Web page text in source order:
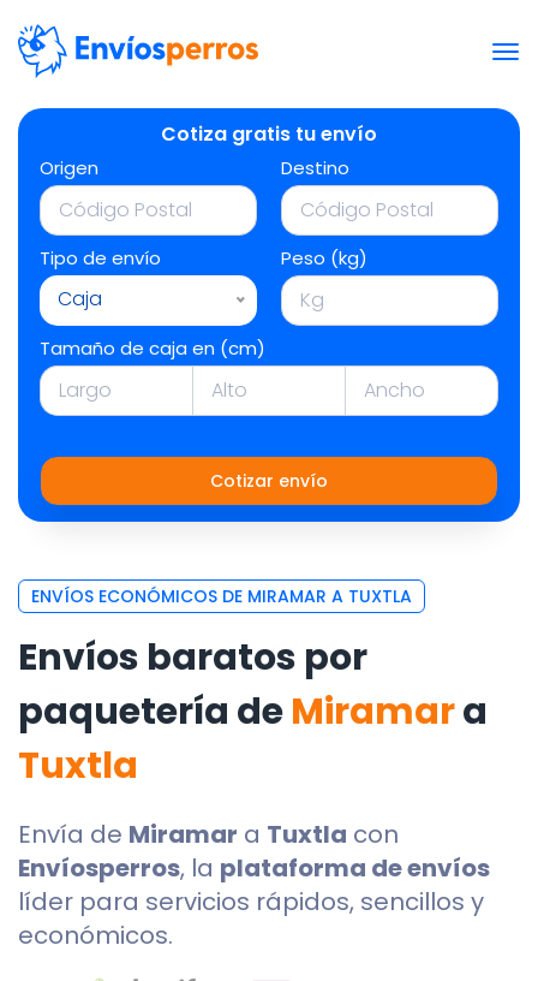
Cotiza gratis tu envío
Origen Destino
Tipo de envío
Caja
Peso (kg)
Tamaño de caja en (cm)
Cotizar envío
ENVÍOS ECONÓMICOS DE MIRAMAR A TUXTLA
Envíos baratos por
paquetería deMiramara
Tuxtla
Envía de Miramar a Tuxtla con
Envíosperros, la plataforma de envíos
líder para servicios rápidos, sencillos y
económicos.